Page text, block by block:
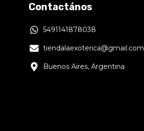
Contactános
5491141878038
tiendalaexoterica@gmail.com
Buenos Aires, Argentina